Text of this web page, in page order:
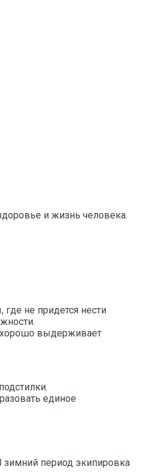
и жизнь человека.
не придется нести
хорошо выдерживает
единое
зимний период экипировка